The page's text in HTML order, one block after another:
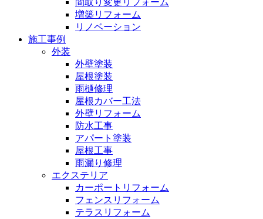
間取り変更リフォーム
増築リフォーム
リノベーション
施工事例
外装
外壁塗装
屋根塗装
雨樋修理
屋根カバー工法
外壁リフォーム
防水工事
アパート塗装
屋根工事
雨漏り修理
エクステリア
カーポートリフォーム
フェンスリフォーム
テラスリフォーム